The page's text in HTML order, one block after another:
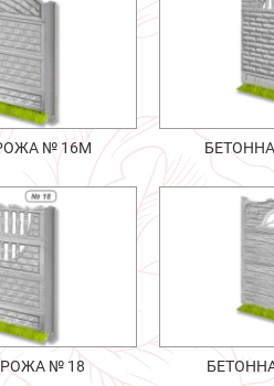
№ 16М
№ 18